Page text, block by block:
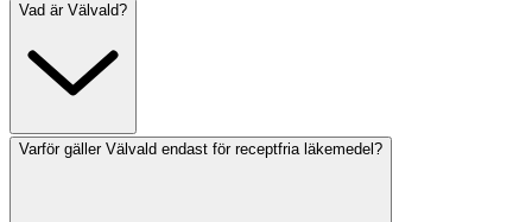
Vad är Välvald?
Varför gäller Välvald endast för receptfria läkemedel?